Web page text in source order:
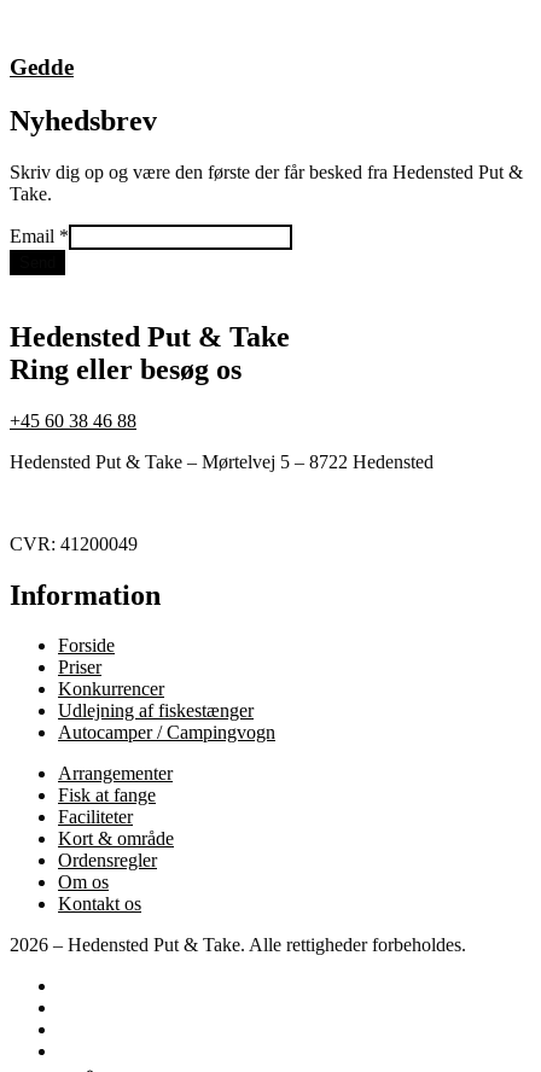
Gedde
Nyhedsbrev
Skriv dig op og være den første der får besked fra Hedensted Put &
Take.
Email
Email *
Hedensted Put & Take
Ring eller besøg os
+45 60 38 46 88
Hedensted Put & Take – Mørtelvej 5 – 8722 Hedensted
CVR: 41200049
Information
Forside
Priser
Konkurrencer
Udlejning af fiskestænger
Autocamper / Campingvogn
Arrangementer
Fisk at fange
Faciliteter
Kort & område
Ordensregler
Om os
Kontakt os
2026 – Hedensted Put & Take. Alle rettigheder forbeholdes.